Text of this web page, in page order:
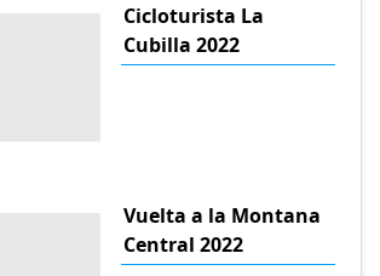
Cicloturista La
Cubilla 2022
Vuelta a la Montana
Central 2022